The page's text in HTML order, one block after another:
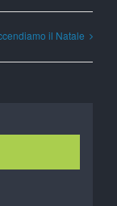
il Natale